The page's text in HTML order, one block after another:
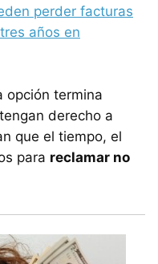
perder facturas
años en
opción termina
derecho a
que el tiempo, el
para reclamar no